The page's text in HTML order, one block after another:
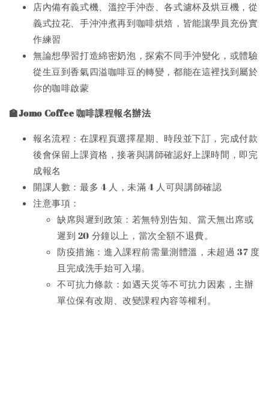
店內備有義式機、溫控手沖壺、各式濾杯及烘豆機，從
義式拉花、手沖沖煮再到咖啡烘焙，皆能讓學員充份實
作練習
無論想學習打造綿密奶泡，探索不同手沖變化，或體驗
從生豆到香氣四溢咖啡豆的轉變，都能在這裡找到屬於
你的咖啡啟蒙
🏫Jomo Coffee 咖啡課程報名辦法
報名流程：在課程頁選擇星期、時段並下訂，完成付款
後會保留上課資格，接著與講師確認好上課時間，即完
成報名
開課人數：最多 4 人，未滿 4 人可與講師確認
注意事項：
缺席與遲到政策：若無特別告知、當天無出席或
遲到 20 分鐘以上，當次全額不退費。
防疫措施：進入課程前需量測體溫，未超過 37 度
且完成洗手始可入場。
不可抗力條款：如遇天災等不可抗力因素，主辦
單位保有改期、改變課程內容等權利。